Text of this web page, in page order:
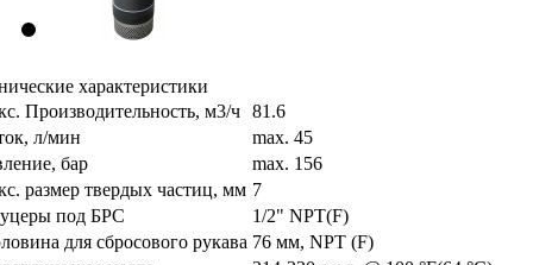
характеристики
Производительность, м3/ч 81.6
л/мин
max. 45
бар
max. 156
размер твердых частиц, мм 7
под БРС
1/2" NPT(F)
для сбросового рукава 76 мм, NPT (F)